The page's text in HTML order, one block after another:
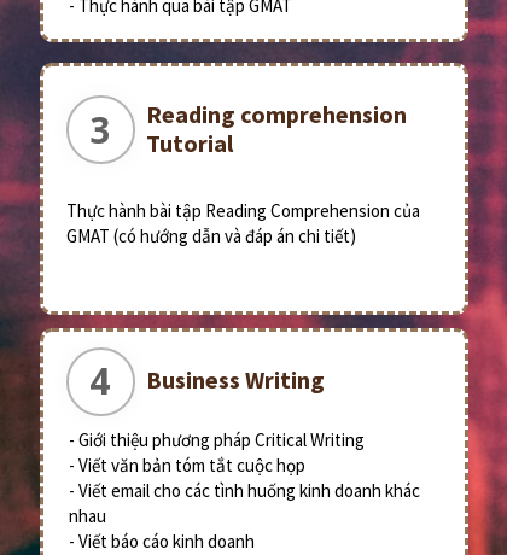
Reading comprehension
Tutorial
Thực hành bài tập Reading Comprehension của
GMAT (có hướng dẫn và đáp án chi tiết)
3
Business Writing
- Giới thiệu phương pháp Critical Writing
- Viết văn bản tóm tắt cuộc họp
- Viết email cho các tình huống kinh doanh khác
nhau
- Viết báo cáo kinh doanh
4
- Thực hành qua bài tập GMAT